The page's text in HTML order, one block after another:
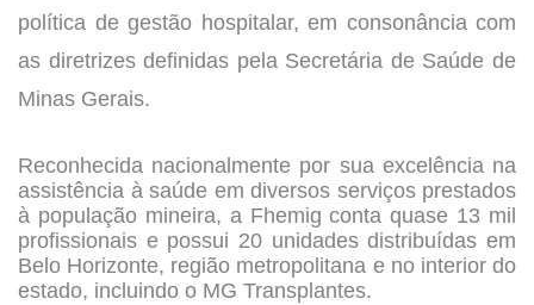
política de gestão hospitalar, em consonância com
as diretrizes definidas pela Secretária de Saúde de
Minas Gerais.
Reconhecida nacionalmente por sua excelência na
assistência à saúde em diversos serviços prestados
à população mineira, a Fhemig conta quase 13 mil
profissionais e possui 20 unidades distribuídas em
Belo Horizonte, região metropolitana e no interior do
estado, incluindo o MG Transplantes.